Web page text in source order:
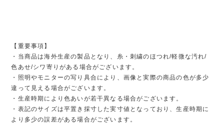
【重要事項】
・当商品は海外生産の製品となり、糸・刺繍のほつれ/軽微な汚れ/
色あせ/シワ寄りがある場合がございます。
・照明やモニターの写り具合により、画像と実際の商品の色が多少
違って見える場合がございます。
・生産時期により色あいが若干異なる場合がございます。
・表記のサイズは平置き採寸した実寸値となっており、生産時期に
より多少の誤差がある場合がございます。